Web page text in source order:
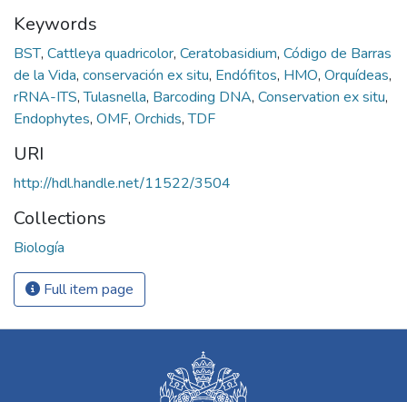
Keywords
BST, Cattleya quadricolor, Ceratobasidium, Código de Barras
de la Vida, conservación ex situ, Endófitos, HMO, Orquídeas,
rRNA-ITS,Tulasnella, Barcoding DNA, Conservation ex situ,
Endophytes, OMF, Orchids,TDF
URI
http://hdl.handle.net/11522/3504
Collections
Biología
Full item page